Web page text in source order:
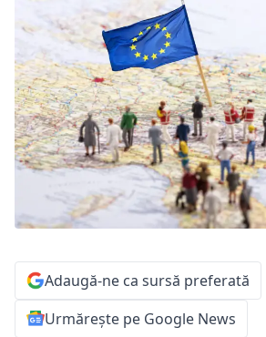
Adaugă-ne ca sursă preferată
Urmărește pe Google News